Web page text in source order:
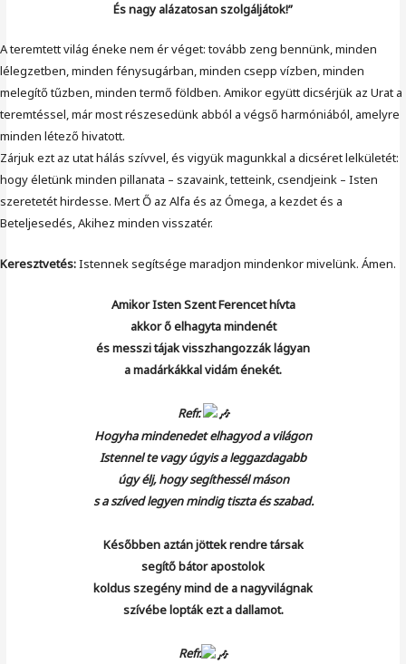
És nagy alázatosan szolgáljátok!”
A teremtett világ éneke nem ér véget: tovább zeng bennünk, minden
lélegzetben, minden fénysugárban, minden csepp vízben, minden
melegítő tűzben, minden termő földben. Amikor együtt dicsérjük az Urat a
teremtéssel, már most részesedünk abból a végső harmóniából, amelyre
minden létező hivatott.
Zárjuk ezt az utat hálás szívvel, és vigyük magunkkal a dicséret lelkületét:
hogy életünk minden pillanata – szavaink, tetteink, csendjeink – Isten
szeretetét hirdesse. Mert Ő az Alfa és az Ómega, a kezdet és a
Beteljesedés, Akihez minden visszatér.
Keresztvetés:Istennek segítsége maradjon mindenkor mivelünk. Ámen.
Amikor Isten Szent Ferencet hívta
akkor ő elhagyta mindenét
és messzi tájak visszhangozzák lágyan
a madárkákkal vidám énekét.
Refr.
Hogyha mindenedet elhagyod a világon
Istennel te vagy úgyis a leggazdagabb
úgy élj, hogy segíthessél máson
s a szíved legyen mindig tiszta és szabad.
Későbben aztán jöttek rendre társak
segítő bátor apostolok
koldus szegény mind de a nagyvilágnak
szívébe lopták ezt a dallamot.
Refr.